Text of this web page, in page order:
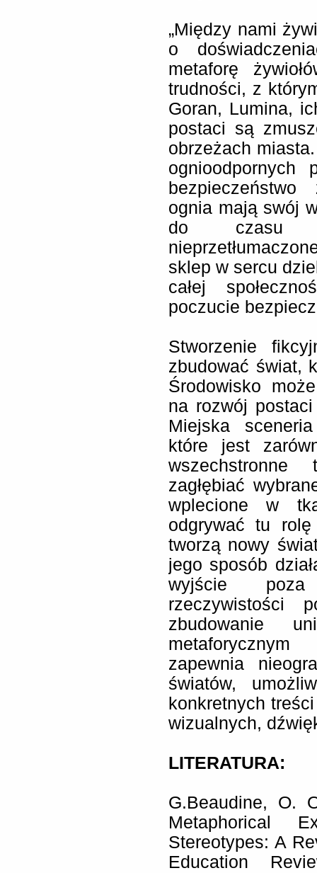
„Między nami
o
metaforę
trudności, z
Goran, Lumina,
postaci są
obrzeżach
ognioodpornych
ognia mają swój
do czasu
sklep w sercu
całej
poczucie
Stworzenie
zbudować świat,
Środowisko
na rozwój
Miejska
które jest
wszechstronne
zagłębiać
wplecione w
odgrywać tu
tworzą nowy
jego sposób
wyjście poza
rzeczywistości
zbudowanie
zapewnia
światów,
konkretnych
wizualnych,
LITERATURA:
G.Beaudine, O.
Metaphorical
Stereotypes: A
Education